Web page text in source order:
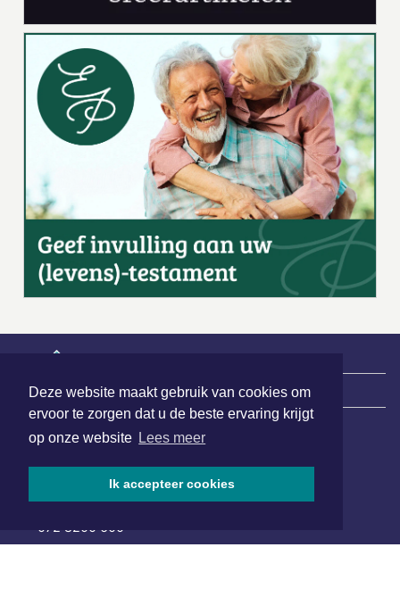
Deze website maakt gebruik van cookies om
ervoor te zorgen dat u de beste ervaring krijgt
op onze website Lees meer
Ik accepteer cookies
| Nieuws | Sport | Evenementen
1701 BZ Heerhugowaard
072 8200 600
redactie@xyto.nl